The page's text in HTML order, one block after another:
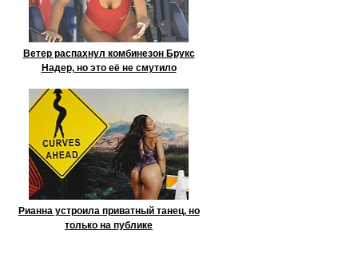
Ветер распахнул комбинезон Брукс
Надер, но это её не смутило
Рианна устроила приватный танец, но
только на публике